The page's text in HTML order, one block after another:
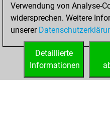
You
slow
You
=0 -0 in
Verwendung von Analyse-
widersprechen. Weitere
unserer
Detaillierte
Informationen